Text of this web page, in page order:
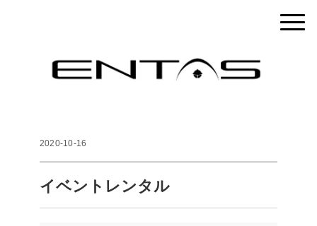
2020-10-16
イベントレンタル